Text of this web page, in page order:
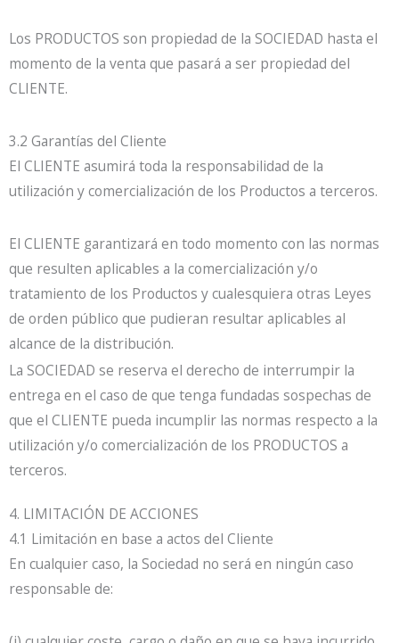
Los PRODUCTOS son propiedad de la SOCIEDAD hasta el
momento de la venta que pasará a ser propiedad del
CLIENTE.
3.2 Garantías del Cliente
El CLIENTE asumirá toda la responsabilidad de la
utilización y comercialización de los Productos a terceros.
El CLIENTE garantizará en todo momento con las normas
que resulten aplicables a la comercialización y/o
tratamiento de los Productos y cualesquiera otras Leyes
de orden público que pudieran resultar aplicables al
alcance de la distribución.
La SOCIEDAD se reserva el derecho de interrumpir la
entrega en el caso de que tenga fundadas sospechas de
que el CLIENTE pueda incumplir las normas respecto a la
utilización y/o comercialización de los PRODUCTOS a
terceros.
4. LIMITACIÓN DE ACCIONES
4.1 Limitación en base a actos del Cliente
En cualquier caso, la Sociedad no será en ningún caso
responsable de: